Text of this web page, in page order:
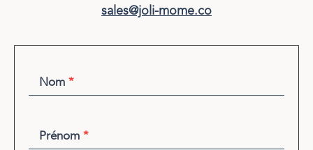
FORMULAIRE
Nom *
Prénom *
sales@joli-mome.co